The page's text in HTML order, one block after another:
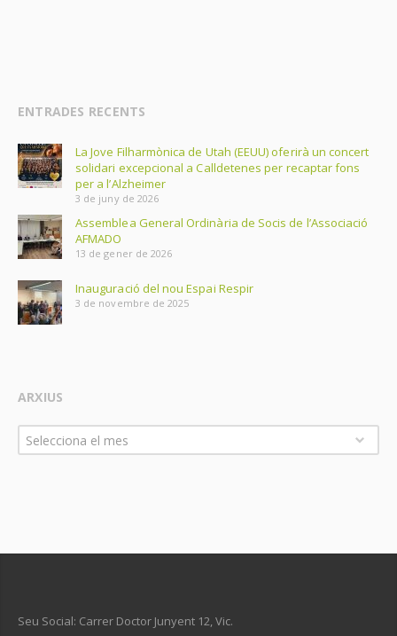
ENTRADES RECENTS
La Jove Filharmònica de Utah (EEUU) oferirà un concert
solidari excepcional a Calldetenes per recaptar fons
per a l’Alzheimer
3 de juny de 2026
Assemblea General Ordinària de Socis de l’Associació
AFMADO
13 de gener de 2026
Inauguració del nou Espai Respir
3 de novembre de 2025
ARXIUS
Arxius
Selecciona el mes
Seu Social: Carrer Doctor Junyent 12, Vic.